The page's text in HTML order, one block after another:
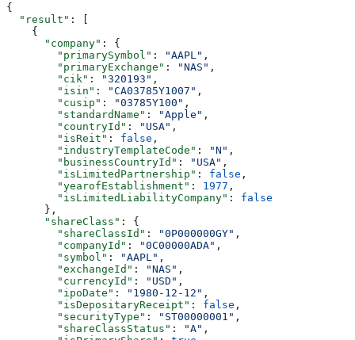
{
  "result"
: [
    {
      "company"
: {
        "primarySymbol"
: "AAPL" ,
        "primaryExchange"
: "NAS" ,
        "cik"
: "320193" ,
        "isin"
: "CA03785Y1007" ,
        "cusip"
: "03785Y100" ,
        "standardName"
: "Apple" ,
        "countryId"
: "USA" ,
        "isReit"
: false ,
        "industryTemplateCode"
: "N" ,
        "businessCountryId"
: "USA" ,
        "isLimitedPartnership"
: false ,
        "yearofEstablishment"
: 1977 ,
        "isLimitedLiabilityCompany"
: false
      },
      "shareClass"
: {
        "shareClassId"
: "0P000000GY" ,
        "companyId"
: "0C00000ADA" ,
        "symbol"
: "AAPL" ,
        "exchangeId"
: "NAS" ,
        "currencyId"
: "USD" ,
        "ipoDate"
: "1980-12-12" ,
        "isDepositaryReceipt"
: false ,
        "securityType"
: "ST00000001" ,
        "shareClassStatus"
: "A" ,